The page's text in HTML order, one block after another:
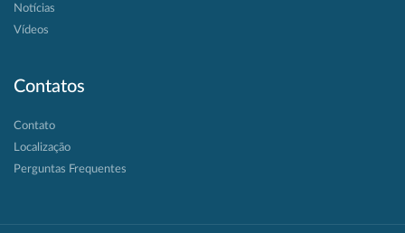
Notícias
Vídeos
Contatos
Contato
Localização
Perguntas Frequentes